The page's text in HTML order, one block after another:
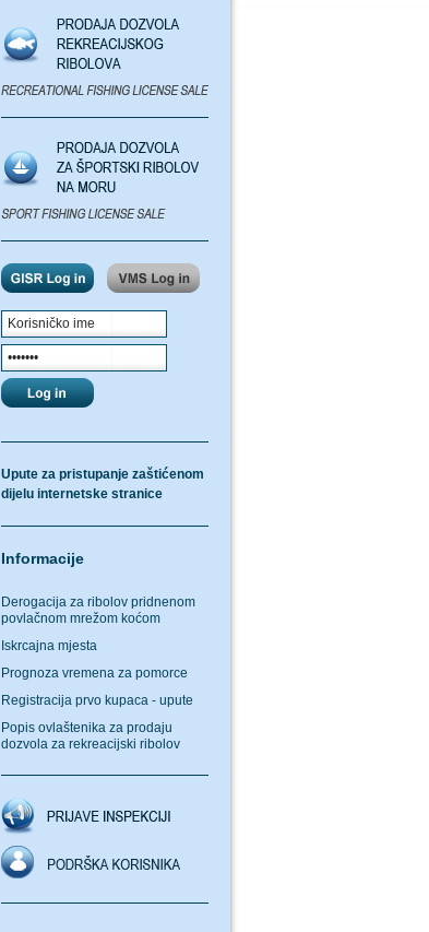
Upute za pristupanje zaštićenom
dijelu internetske stranice
Informacije
Derogacija za ribolov pridnenom
povlačnom mrežom koćom
Iskrcajna mjesta
Prognoza vremena za pomorce
Registracija prvo kupaca - upute
Popis ovlaštenika za prodaju
dozvola za rekreacijski ribolov